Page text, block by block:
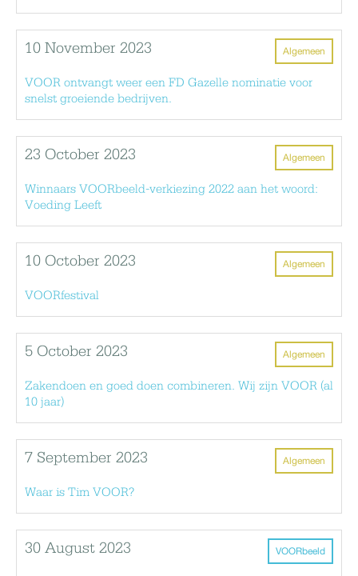
Algemeen
10 November 2023
VOOR ontvangt weer een FD Gazelle nominatie voor
snelst groeiende bedrijven.
Algemeen
23 October 2023
Winnaars VOORbeeld-verkiezing 2022 aan het woord:
Voeding Leeft
Algemeen
10 October 2023
VOORfestival
Algemeen
5 October 2023
Zakendoen en goed doen combineren. Wij zijn VOOR (al
10 jaar)
Algemeen
7 September 2023
Waar is Tim VOOR?
VOORbeeld
30 August 2023